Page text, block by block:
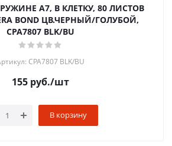
А7, В КЛЕТКУ, 80 ЛИСТОВ
BOND ЦВ.ЧЕРНЫЙ/ГОЛУБОЙ,
CPA7807 BLK/BU
CPA7807 BLK/BU
155руб./шт
В корзину